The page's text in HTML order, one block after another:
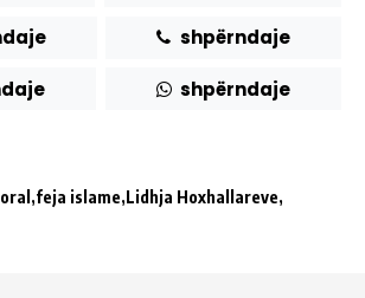
shpërndaje
shpërndaje
feja islame Lidhja Hoxhallareve